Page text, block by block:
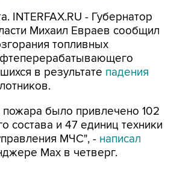
INTERFAX.RU - Губернатор
Михаил Евраев сообщил
топливных
в результате падения
было привлечено 102
состава и 47 единиц техники
МЧС", - написал
Мах в четверг.